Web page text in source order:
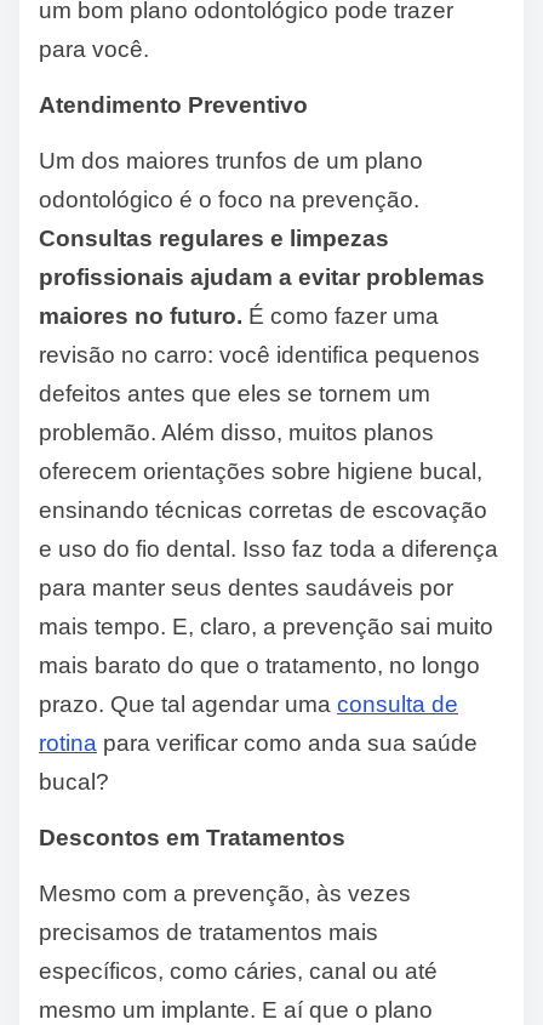
um bom plano odontológico pode trazer
para você.
Atendimento Preventivo
Um dos maiores trunfos de um plano
odontológico é o foco na prevenção.
Consultas regulares e limpezas
profissionais ajudam a evitar problemas
maiores no futuro. É como fazer uma
revisão no carro: você identifica pequenos
defeitos antes que eles se tornem um
problemão. Além disso, muitos planos
oferecem orientações sobre higiene bucal,
ensinando técnicas corretas de escovação
e uso do fio dental. Isso faz toda a diferença
para manter seus dentes saudáveis por
mais tempo. E, claro, a prevenção sai muito
mais barato do que o tratamento, no longo
prazo. Que tal agendar uma consulta de
rotina para verificar como anda sua saúde
bucal?
Descontos em Tratamentos
Mesmo com a prevenção, às vezes
precisamos de tratamentos mais
específicos, como cáries, canal ou até
mesmo um implante. E aí que o plano